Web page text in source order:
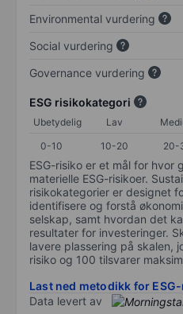
Environmental vurdering
Social vurdering
Governance vurdering
ESG risikokategori
Ubetydelig Lav
0-10
10-20 20-
ESG-risiko er et mål for hvor
materielle ESG-risikoer.
risikokategorier er designet
identifisere og forstå
selskap, samt hvordan det
resultater for investeringer.
lavere plassering på skalen,
risiko og 100 tilsvarer
Last ned metodikk for
Data levert av